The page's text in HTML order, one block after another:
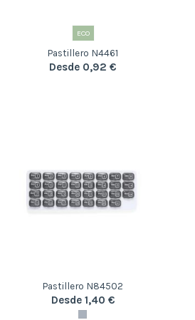
ECO
Pastillero N4461
Desde 0,92 €
Pastillero N84502
Desde 1,40 €